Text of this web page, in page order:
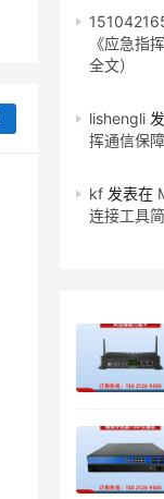
《应急指
全文）
lishengli
挥通信保
kf 发表在
连接工具